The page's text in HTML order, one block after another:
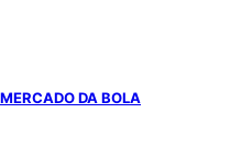
MERCADO DA BOLA